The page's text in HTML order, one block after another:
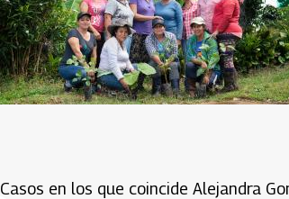
Casos en los que coincide Alejandra